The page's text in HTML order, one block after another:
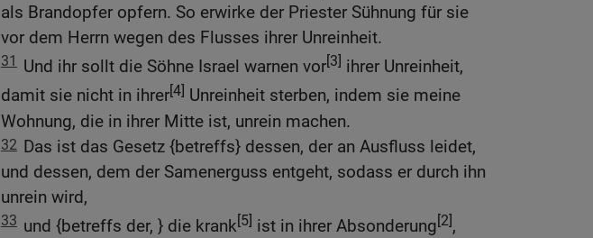
als Brandopfer opfern. So erwirke der Priester Sühnung für sie
vor dem Herrn wegen des Flusses ihrer Unreinheit.
31 Und ihr sollt die Söhne Israel warnen vor[3] ihrer Unreinheit,
damit sie nicht in ihrer[4] Unreinheit sterben, indem sie meine
Wohnung, die in ihrer Mitte ist, unrein machen.
32 Das ist das Gesetz {betreffs} dessen, der an Ausfluss leidet,
und dessen, dem der Samenerguss entgeht, sodass er durch ihn
unrein wird,
33 und {betreffs der, } die krank[5] ist in ihrer Absonderung[2],